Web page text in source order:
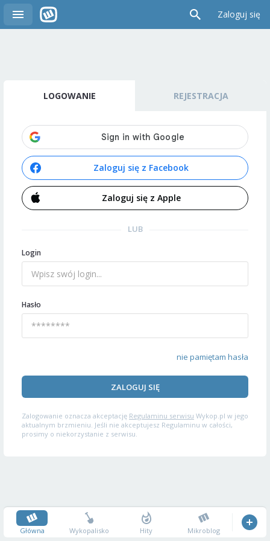
Zaloguj się
LOGOWANIE REJESTRACJA
Zaloguj się z Facebook
Zaloguj się z Apple
LUB
Login
Hasło
nie pamiętam hasła
ZALOGUJ SIĘ
Zalogowanie oznacza akceptację Regulaminu serwisu Wykop.pl w jego
aktualnym brzmieniu. Jeśli nie akceptujesz Regulaminu w całości,
prosimy o niekorzystanie z serwisu.
Główna Wykopalisko Hity Mikroblog